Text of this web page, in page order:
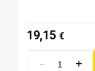
19,15 €
- +